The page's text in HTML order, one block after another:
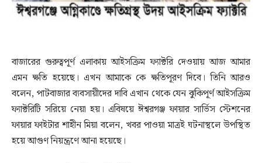
বাজারের গুরুত্বপূর্ণ এলাকায় আইসক্রিম ফ্যাক্টরি দেওয়ায় আজ আমার
এমন ক্ষতি হয়েছে। এখন আমাকে কে ক্ষতিপূরণ দিবে। তিনি আরও
বলেন, পাটবাজার ব্যবসায়ীদের দাবি এখান থেকে যেন ঝুকিপূর্ণ আইসক্রিম
ফ্যাক্টরিটি সরিয়ে নেয়া হয়। এবিষয়ে ঈশ্বরগঞ্জ ফায়ার সার্ভিস স্টেশনের
ফায়ার ফাইটার শাহীন মিয়া বলেন, খবর পাওয়া মাত্রই ঘটনাস্থলে উপস্থিত
হয়ে আগুণ নিয়ন্ত্রণে আনা হয়েছে।